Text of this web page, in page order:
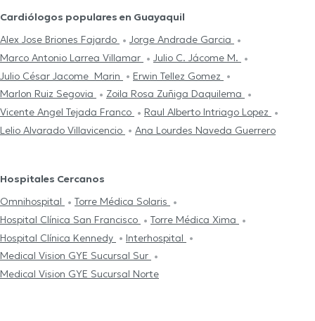
Cardiólogos populares en Guayaquil
Alex Jose Briones Fajardo
Jorge Andrade Garcia
Marco Antonio Larrea Villamar
Julio C. Jácome M.
Julio César Jacome Marin
Erwin Tellez Gomez
Marlon Ruiz Segovia
Zoila Rosa Zuñiga Daquilema
Vicente Angel Tejada Franco
Raul Alberto Intriago Lopez
Lelio Alvarado Villavicencio
Ana Lourdes Naveda Guerrero
Hospitales Cercanos
Omnihospital
Torre Médica Solaris
Hospital Clínica San Francisco
Torre Médica Xima
Hospital Clínica Kennedy
Interhospital
Medical Vision GYE Sucursal Sur
Medical Vision GYE Sucursal Norte